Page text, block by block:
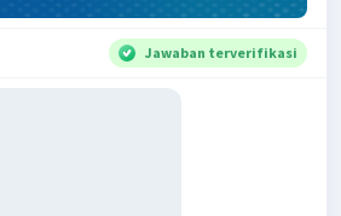
Jawaban terverifikasi